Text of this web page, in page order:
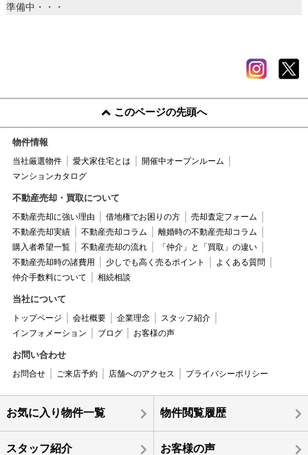
準備中・・・
このページの先頭へ
物件情報
当社厳選物件 愛犬家住宅とは
開催中オープンルーム
マンションカタログ
不動産売却・買取について
不動産売却に強い理由 借地権でお困りの方
売却査定フォーム
不動産売却実績
不動産売却コラム
離婚時の不動産売却コラム
購入者希望一覧
不動産売却の流れ
「仲介」と「買取」の違い
不動産売却時の諸費用
少しでも高く売るポイント
よくある質問
仲介手数料について
相続相談
当社について
トップページ 会社概要 企業理念
スタッフ紹介
インフォメーション
ブログ お客様の声
お問い合わせ
お問合せ ご来店予約 店舗へのアクセス プライバシーポリシー
お気に入り物件一覧 物件閲覧履歴
スタッフ紹介 お客様の声